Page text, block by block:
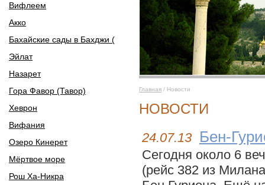
Вифлеем
Акко
Бахайские сады в Бахджи (
Эйлат
Назарет
Гора Фавор (Тавор)
Хеврон
Вифания
Озеро Кинерет
Мёртвое море
Рош Ха-Никра
Главная / Новости
НОВОСТИ
24.07.13 Бен-
Сегодня около 6
(рейс 382 из